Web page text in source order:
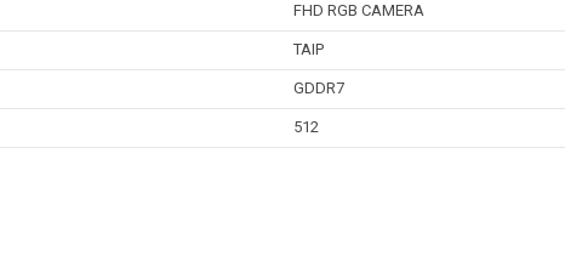
FHD RGB CAMERA
TAIP
GDDR7
512